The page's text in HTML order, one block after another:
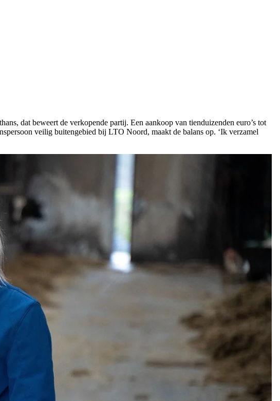
dat beweert de verkopende partij. Een aankoop van tienduizenden euro’s tot
veilig buitengebied bij LTO Noord, maakt de balans op. ‘Ik verzamel